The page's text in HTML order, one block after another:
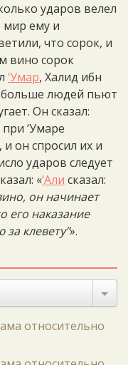
ударов велел
ему и
что сорок, и
вино сорок
‘Умар, Халид ибн
больше людей пьют
Он сказал:
при ‘Умаре
он спросил их и
ударов следует
«‘Али сказал:
он начинает
его наказание
клевету”».
относительно